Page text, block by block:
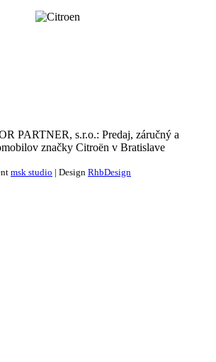
PARTNER, s.r.o.: Predaj, záručný a
značky Citroën v Bratislave
msk studio | Design RhbDesign